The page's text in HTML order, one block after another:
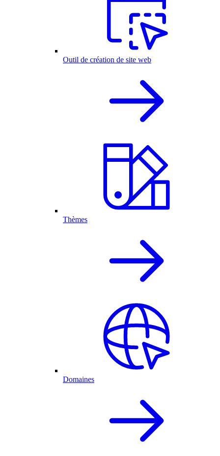
Outil de création de site web
Thèmes
Domaines